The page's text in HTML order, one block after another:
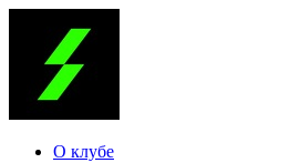
О клубе